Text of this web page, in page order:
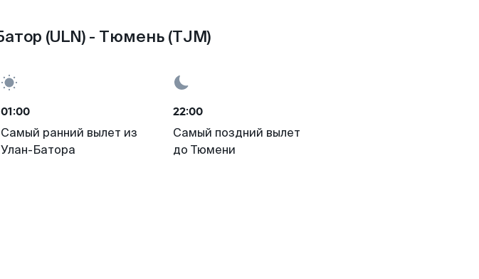
(ULN) - Тюмень (TJM)
01:00
Самый ранний вылет из
Улан-Батора
22:00
Самый поздний вылет
до Тюмени